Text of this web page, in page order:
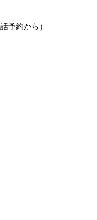
予約から）